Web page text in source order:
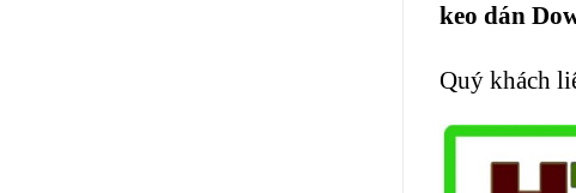
keo dán
Quý khách